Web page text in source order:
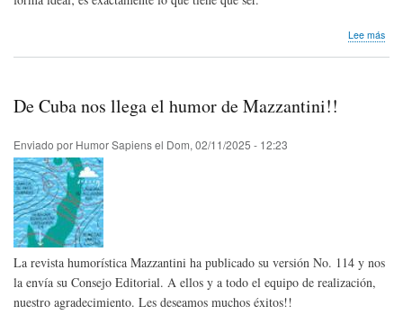
Lee más
De Cuba nos llega el humor de Mazzantini!!
Enviado por Humor Sapiensel Dom, 02/11/2025 - 12:23
La revista humorística Mazzantini ha publicado su versión No. 114 y nos
la envía su Consejo Editorial. A ellos y a todo el equipo de realización,
nuestro agradecimiento. Les deseamos muchos éxitos!!